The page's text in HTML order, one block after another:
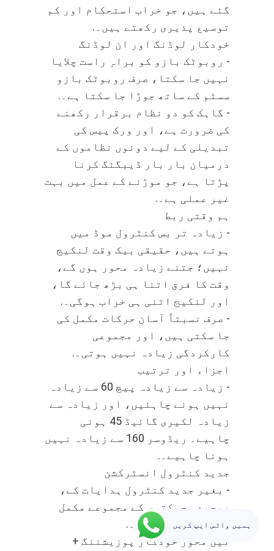
گئے ہیں، جو خراب استحکام اور کم
توسیع پذیری رکھتے ہیں۔.
خودکار لوڈنگ اور ان لوڈنگ
- روبوٹک بازو کو براہِ راست چلایا
نہیں جا سکتا، صرف روبوٹک بازو
سسٹم کے ساتھ جوڑا جا سکتا ہے۔.
- گاہک کو دو نظام برقرار رکھنے
کی ضرورت ہے، اور ورک پیس کی
تبدیلی کے لیے دونوں نظاموں کے
درمیان بار بار ڈیبگنگ کرنا
پڑتا ہے، جو موڑنے کے عمل میں بہت
غیر عملی ہے۔.
ہم وقتی ربط
- زیادہ تر بس کنٹرول موڈ میں
ہوتے ہیں، حقیقی بیک وقت لنکیج
نہیں؛ جتنے زیادہ محور ہوں گے،
وقت کا فرق اتنا ہی بڑھ جائے گا،
اور لنکیج اتنی ہی خراب ہوگی۔.
- صرف نسبتاً آسان حرکات مکمل کی
جا سکتی ہیں، اور مجموعی
کارکردگی زیادہ نہیں ہوتی۔.
اجزاء اور ترتیب
- زیادہ سے زیادہ پیچ 60 سے زیادہ
نہیں ہونے چاہئیں، اور زیادہ سے
زیادہ لکیری گائیڈ 45 ہونی
چاہیے۔ ریڈوسر 160 سے زیادہ نہیں
ہونا چاہیے۔.
جدید کنٹرول انسٹرکشن
- بغیر جدید کنٹرول ہدایات کے،
پیچیدہ حرکتوں کے مجموعے مکمل
نہیں کیے جا سکتے۔.
تین محور خودکار پوزیشننگ +
ہمیں واٹس ایپ کریں